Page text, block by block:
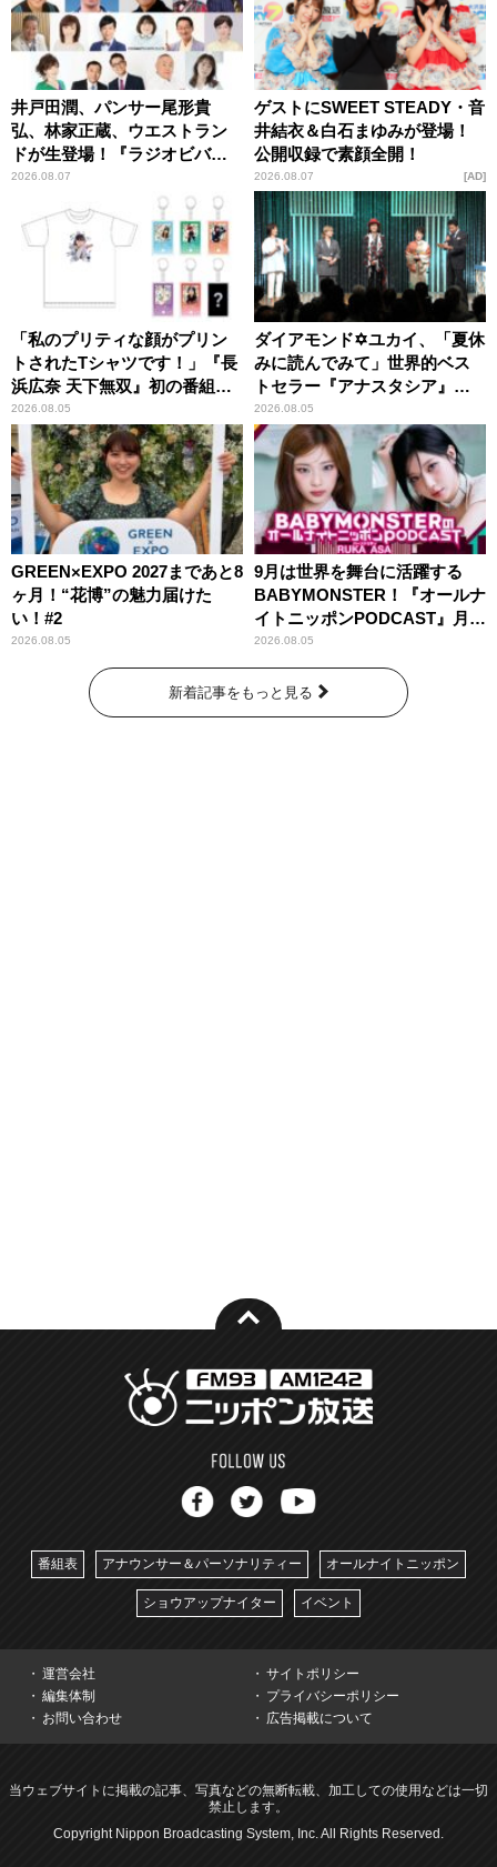
井戸田潤、パンサー尾形貴
弘、林家正蔵、ウエストラン
ドが生登場！『ラジオビバリ
ー昼ズ』
2026.08.07
ゲストにSWEET STEADY・音
井結衣＆白石まゆみが登場！
公開収録で素顔全開！
2026.08.07 AD
「私のプリティな顔がプリン
トされたTシャツです！」『長
浜広奈 天下無双』初の番組グ
ッズ発売
2026.08.05
ダイアモンド✡ユカイ、「夏休
みに読んでみて」世界的ベス
トセラー『アナスタシア』を
紹介
2026.08.05
GREEN×EXPO 2027まであと8
ヶ月！“花博”の魅力届けた
い！#2
2026.08.05
9月は世界を舞台に活躍する
BABYMONSTER！『オールナ
イトニッポンPODCAST』月替
わりパーソナリティ
2026.08.05
新着記事をもっと見る
番組表 アナウンサー＆パーソナリティー オールナイトニッポン
ショウアップナイター イベント
運営会社
サイトポリシー
編集体制
プライバシーポリシー
お問い合わせ
広告掲載について
当ウェブサイトに掲載の記事、写真などの無断転載、加工しての使用などは一切
禁止します。
Copyright Nippon Broadcasting System, Inc. All Rights Reserved.